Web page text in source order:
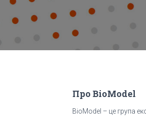
Про BioModel
BioModel – це група